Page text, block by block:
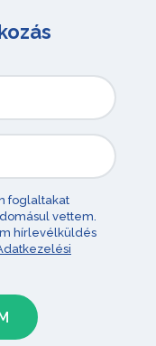
foglaltakat
vettem.
hírlevélküldés